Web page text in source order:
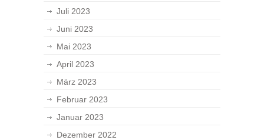
Juli 2023
Juni 2023
Mai 2023
April 2023
März 2023
Februar 2023
Januar 2023
Dezember 2022